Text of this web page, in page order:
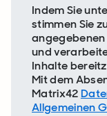
Indem Sie
stimmen Sie
und
Inhalte
Mit dem
Matrix42
Allgemeinen